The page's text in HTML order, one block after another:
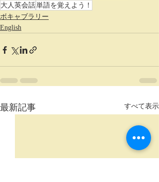
大人英会話単語を覚えよう！
ボキャブラリー
English
最新記事 すべて表示